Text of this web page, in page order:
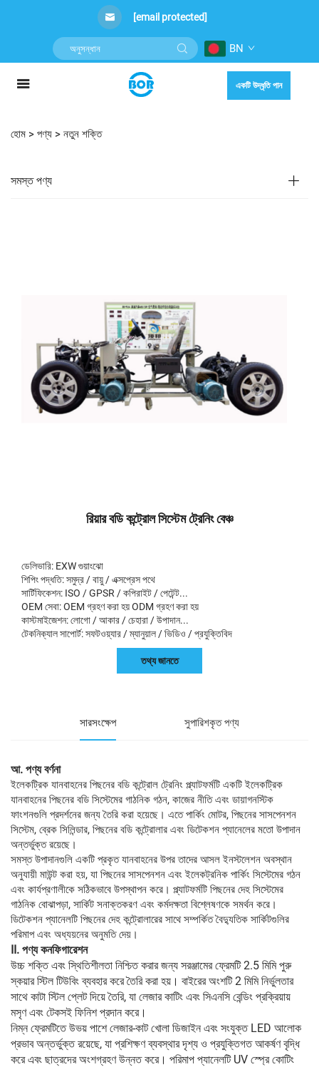
[email protected]
BN
একটি উদ্ধৃতি পান
হোম > পণ্য > নতুন শক্তি
সমস্ত পণ্য
রিয়ার বডি কন্ট্রোল সিস্টেম ট্রেনিং বেঞ্চ
ডেলিভারি: EXW গুয়াংঝো
শিপিং পদ্ধতি: সমুদ্র / বায়ু / এক্সপ্রেস পথে
সার্টিফিকেশন: ISO / GPSR / কপিরাইট / পেটেন্ট...
OEM সেবা: OEM গ্রহণ করা হয় ODM গ্রহণ করা হয়
কাস্টমাইজেশন: লোগো / আকার / চেহারা / উপাদান...
টেকনিক্যাল সাপোর্ট: সফটওয়্যার / ম্যানুয়াল / ভিডিও / প্রযুক্তিবিদ
তথ্য জানতে
সারসংক্ষেপ সুপারিশকৃত পণ্য
আ. পণ্য বর্ণনা
ইলেকট্রিক যানবাহনের পিছনের বডি কন্ট্রোল ট্রেনিং প্ল্যাটফর্মটি একটি ইলেকট্রিক
যানবাহনের পিছনের বডি সিস্টেমের গাঠনিক গঠন, কাজের নীতি এবং ডায়াগনস্টিক
ফাংশনগুলি প্রদর্শনের জন্য তৈরি করা হয়েছে। এতে পার্কিং মোটর, পিছনের সাসপেনশন
সিস্টেম, ব্রেক সিলিন্ডার, পিছনের বডি কন্ট্রোলার এবং ডিটেকশন প্যানেলের মতো উপাদান
অন্তর্ভুক্ত রয়েছে।
সমস্ত উপাদানগুলি একটি প্রকৃত যানবাহনের উপর তাদের আসল ইনস্টলেশন অবস্থান
অনুযায়ী মাউন্ট করা হয়, যা পিছনের সাসপেনশন এবং ইলেকট্রনিক পার্কিং সিস্টেমের গঠন
এবং কার্যপ্রণালীকে সঠিকভাবে উপস্থাপন করে। প্ল্যাটফর্মটি পিছনের দেহ সিস্টেমের
গাঠনিক বোঝাপড়া, সার্কিট সনাক্তকরণ এবং কর্মদক্ষতা বিশ্লেষণকে সমর্থন করে।
ডিটেকশন প্যানেলটি পিছনের দেহ কন্ট্রোলারের সাথে সম্পর্কিত বৈদ্যুতিক সার্কিটগুলির
পরিমাপ এবং অধ্যয়নের অনুমতি দেয়।
II. পণ্য কনফিগারেশন
উচ্চ শক্তি এবং স্থিতিশীলতা নিশ্চিত করার জন্য সরঞ্জামের ফ্রেমটি 2.5 মিমি পুরু
স্কয়ার স্টিল টিউবিং ব্যবহার করে তৈরি করা হয়। বাইরের অংশটি 2 মিমি নির্ভুলতার
সাথে কাটা স্টিল প্লেট দিয়ে তৈরি, যা লেজার কাটিং এবং সিএনসি বেন্ডিং প্রক্রিয়ায়
মসৃণ এবং টেকসই ফিনিশ প্রদান করে।
নিম্ন ফ্রেমটিতে উভয় পাশে লেজার-কাট খোলা ডিজাইন এবং সংযুক্ত LED আলোক
প্রভাব অন্তর্ভুক্ত রয়েছে, যা প্রশিক্ষণ ব্যবস্থার দৃশ্য ও প্রযুক্তিগত আকর্ষণ বৃদ্ধি
করে এবং ছাত্রদের অংশগ্রহণ উন্নত করে। পরিমাপ প্যানেলটি UV স্প্রে কোটিং